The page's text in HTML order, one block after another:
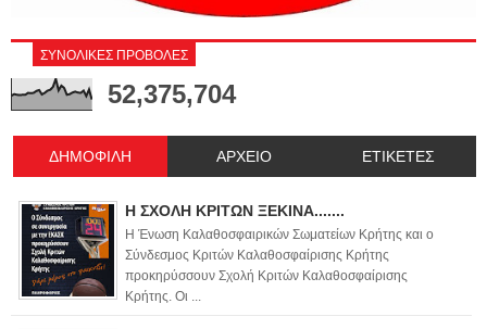
ΣΥΝΟΛΙΚΕΣ ΠΡΟΒΟΛΕΣ
52,375,704
ΔΗΜΟΦΙΛΗ ΑΡΧΕΙΟ ΕΤΙΚΕΤΕΣ
Η ΣΧΟΛΗ ΚΡΙΤΩΝ ΞΕΚΙΝΑ.......
Η Ένωση Καλαθοσφαιρικών Σωματείων Κρήτης και ο
Σύνδεσμος Κριτών Καλαθοσφαίρισης Κρήτης
προκηρύσσουν Σχολή Κριτών Καλαθοσφαίρισης
Κρήτης. Οι ...